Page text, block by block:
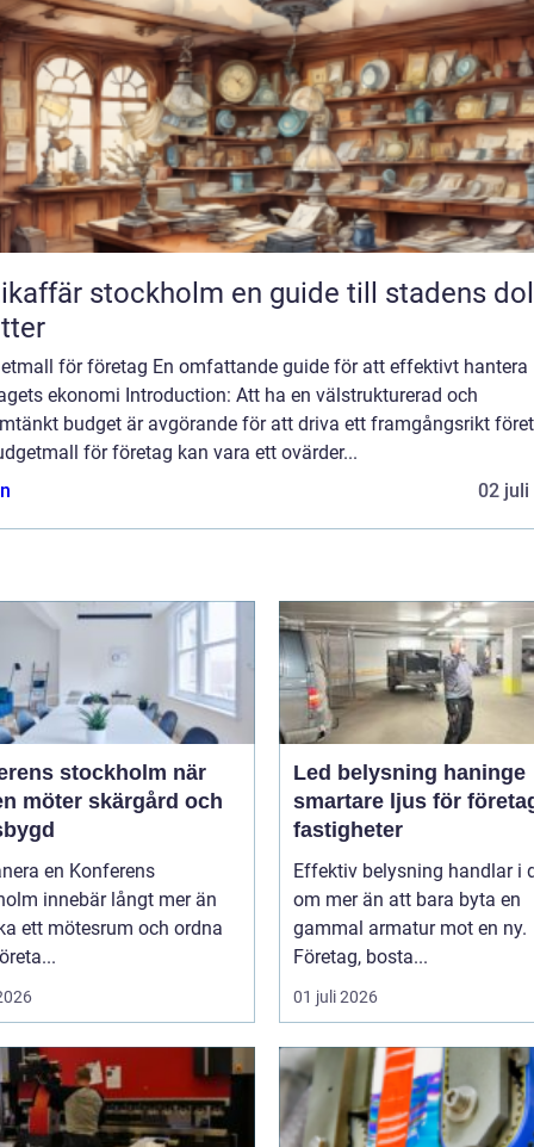
stockholm en guide till stadens dolda
för företag En omfattande guide för att effektivt hantera
ekonomi Introduction: Att ha en välstrukturerad och
budget är avgörande för att driva ett framgångsrikt
för företag kan vara ett ovärder...
02 juli
stockholm när
möter skärgård och
en Konferens
innebär långt mer än
ett mötesrum och ordna
Led belysning haninge
smartare ljus för
fastigheter
Effektiv belysning handlar i
om mer än att bara byta en
gammal armatur mot en ny.
Företag, bosta...
01 juli 2026